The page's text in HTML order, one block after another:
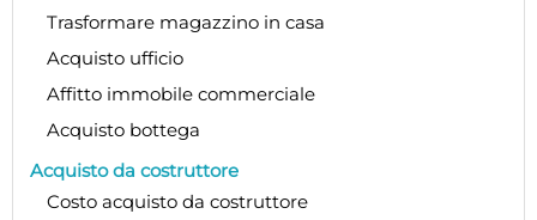
Trasformare magazzino in casa
Acquisto ufficio
Affitto immobile commerciale
Acquisto bottega
Acquisto da costruttore
Costo acquisto da costruttore